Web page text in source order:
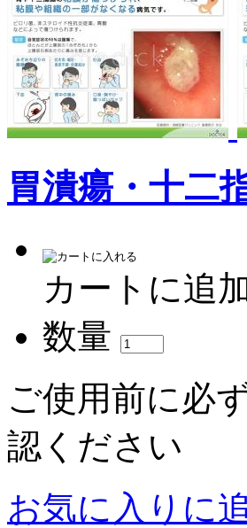
胃潰瘍・十二
カートに追
数量
ご使用前に必
認ください
お気に入りに